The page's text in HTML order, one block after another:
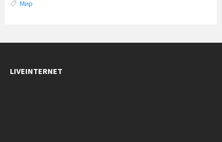
Tags:
Мир
LIVEINTERNET